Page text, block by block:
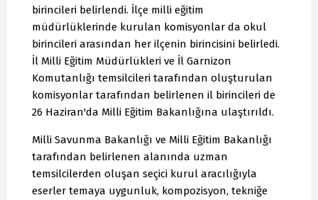
birincileri belirlendi. İlçe milli eğitim
müdürlüklerinde kurulan komisyonlar da okul
birincileri arasından her ilçenin birincisini belirledi.
İl Milli Eğitim Müdürlükleri ve İl Garnizon
Komutanlığı temsilcileri tarafından oluşturulan
komisyonlar tarafından belirlenen il birincileri de
26 Haziran'da Milli Eğitim Bakanlığına ulaştırıldı.
Milli Savunma Bakanlığı ve Milli Eğitim Bakanlığı
tarafından belirlenen alanında uzman
temsilcilerden oluşan seçici kurul aracılığıyla
eserler temaya uygunluk, kompozisyon, tekniğe